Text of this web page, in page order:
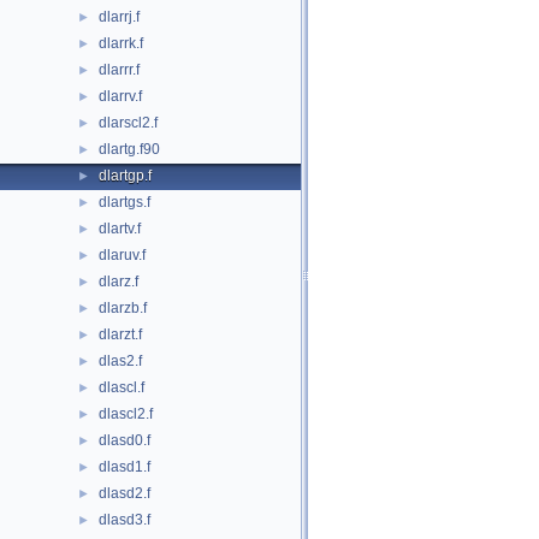
► dlarrj.f
► dlarrk.f
► dlarrr.f
► dlarrv.f
► dlarscl2.f
► dlartg.f90
► dlartgp.f
► dlartgs.f
► dlartv.f
► dlaruv.f
► dlarz.f
► dlarzb.f
► dlarzt.f
► dlas2.f
► dlascl.f
► dlascl2.f
► dlasd0.f
► dlasd1.f
► dlasd2.f
►
dlasd3.f